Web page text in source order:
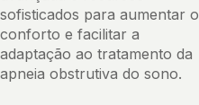
sofisticados para aumentar o
conforto e facilitar a
adaptação ao tratamento da
apneia obstrutiva do sono.